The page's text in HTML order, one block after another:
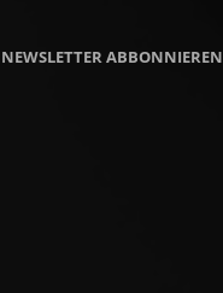
NEWSLETTER ABBONNIEREN